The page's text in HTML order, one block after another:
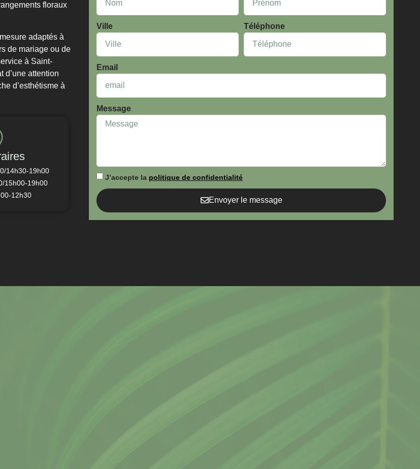
floraux
adaptés à
de mariage ou de
à Saint-
d’une attention
d’esthétisme à
14h30-19h00
15h00-19h00
12h30
Ville Téléphone
Email
Message
J’accepte la politique de confidentialité
Envoyer le message